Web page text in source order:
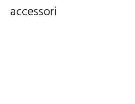
accessori